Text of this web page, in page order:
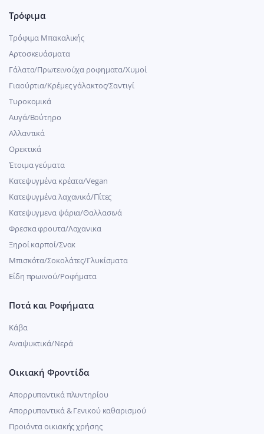
Τρόφιμα
Τρόφιμα Μπακαλικής
Αρτοσκευάσματα
Γάλατα/Πρωτεινούχα ροφηματα/Χυμοί
Γιαούρτια/Κρέμες γάλακτος/Σαντιγί
Τυροκομικά
Αυγά/Βούτηρο
Αλλαντικά
Ορεκτικά
Έτοιμα γεύματα
Κατεψυγμένα κρέατα/Vegan
Kατεψυγμένα λαχανικά/Πίτες
Κατεψυγμενα ψάρια/Θαλλασινά
Φρεσκα φρουτα/Λαχανικα
Ξηροί καρποί/Σνακ
Μπισκότα/Σοκολάτες/Γλυκίσματα
Είδη πρωινού/Ροφήματα
Ποτά και Ροφήματα
Κάβα
Αναψυκτικά/Νερά
Οικιακή Φροντίδα
Απορρυπαντικά πλυντηρίου
Απορρυπαντικά & Γενικού καθαρισμού
Προιόντα οικιακής χρήσης